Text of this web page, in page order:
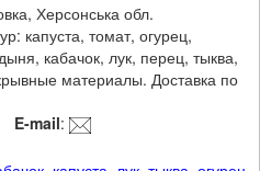
Херсонська обл.
капуста, томат, огурец,
кабачок, лук, перец, тыква,
материалы. Доставка по
E-mail: